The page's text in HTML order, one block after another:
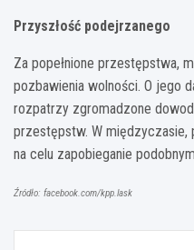
Przyszłość podejrzanego
Za popełnione przestępstwa,
pozbawienia wolności. O jego
rozpatrzy zgromadzone
przestępstw. W międzyczasie,
na celu zapobieganie
Źródło: facebook.com/kpp.lask